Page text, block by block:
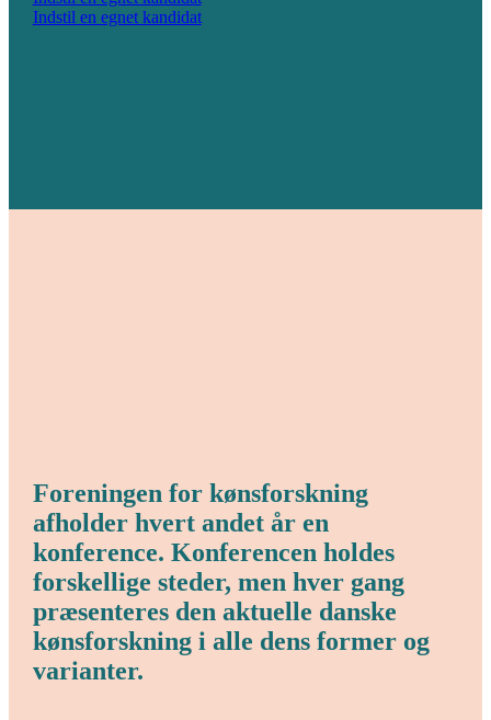
Indstil en egnet kandidat
Foreningen for kønsforskning
afholder hvert andet år en
konference. Konferencen holdes
forskellige steder, men hver gang
præsenteres den aktuelle danske
kønsforskning i alle dens former og
varianter.